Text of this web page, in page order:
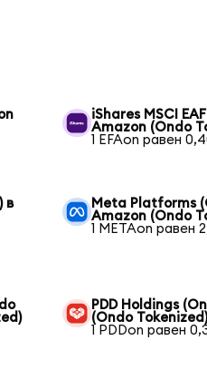
iShares MSCI
Amazon (Ondo
1 EFAon равен
в
Meta Platforms
Amazon (Ondo
1 METAon равен
PDD Holdings
(Ondo Tokenized)
1 PDDon равен